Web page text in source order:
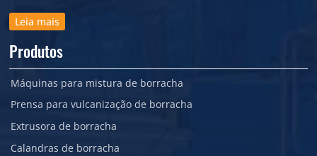
Leia mais
Produtos
Máquinas para mistura de borracha
Prensa para vulcanização de borracha
Extrusora de borracha
Calandras de borracha